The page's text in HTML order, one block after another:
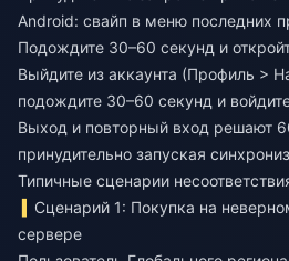
Android: свайп в меню последних
Подождите 30–60 секунд и
Выйдите из аккаунта (Профиль >
подождите 30–60 секунд и
Выход и повторный вход решают
принудительно запуская
Типичные сценарии
Сценарий 1: Покупка на
сервере